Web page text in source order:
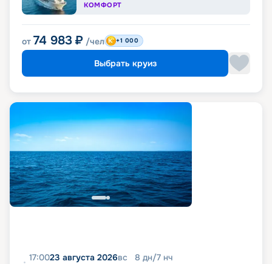
КОМФОРТ
от 74 983 ₽ /чел +1 000
Выбрать круиз
17:0023 августа 2026вс 8 дн/7 нч